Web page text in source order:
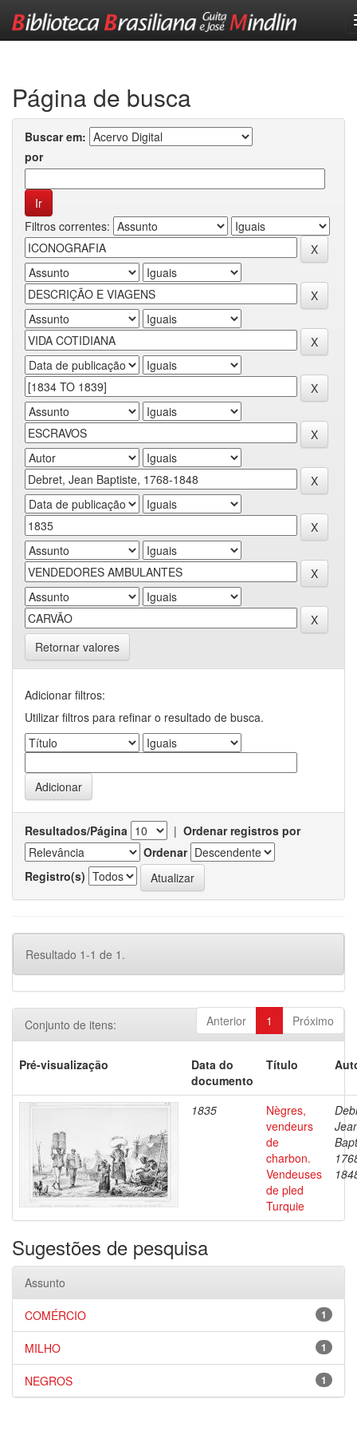
Página de busca
Buscar em:
por
Filtros correntes:
Retornar valores
Adicionar filtros:
Utilizar filtros para refinar o resultado de busca.
Resultados/Página | Ordenar registros por
Ordenar
Registro(s)
Resultado 1-1 de 1.
Anterior 1 Próximo
Conjunto de itens:
Pré-visualização
Data do
documento
Título
1835
Nègres,
vendeurs
de
charbon.
Vendeuses
de pled
Turquie
Sugestões de pesquisa
Assunto
1
COMÉRCIO
1
MILHO
1
NEGROS